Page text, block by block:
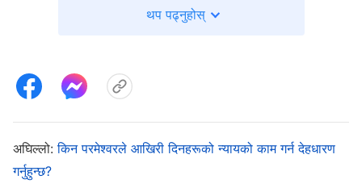
यसपछि हामी, यस विषयमा परमेश्‍वरका वचनहरूको आधारमा सङ्गति
सुरुमा, म सर्वशक्तिमान्‌ परमेश्‍वरको वचनको एउटा खण्डलाई पढ्छु।
सर्वशक्तिमान्‌ परमेश्‍वर भन्नुहुन्छ, “मेरो सम्पूर्ण व्यवस्थापन योजना
अर्थात् छ-हजार-वर्षे व्यवस्थापन योजनामा तीन चरणहरू वा तीन
युगहरू छन्: सुरुवातको व्यवस्थाको युग; अनुग्रहको युग (जुन
थप पढ्नुहोस्
अघिल्लो:किन परमेश्‍वरले आखिरी दिनहरूको न्यायको काम गर्न देहधारण
गर्नुहुन्छ?